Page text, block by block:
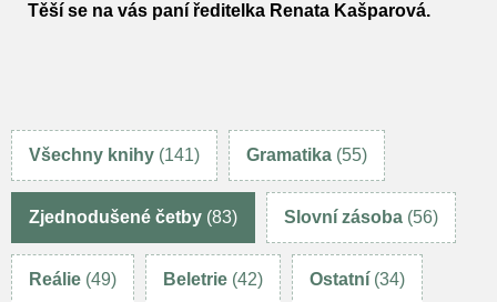
Těší se na vás paní ředitelka Renata Kašparová.
Všechny knihy (141) Gramatika (55)
Zjednodušené četby (83) Slovní zásoba (56)
Reálie (49) Beletrie (42) Ostatní (34)